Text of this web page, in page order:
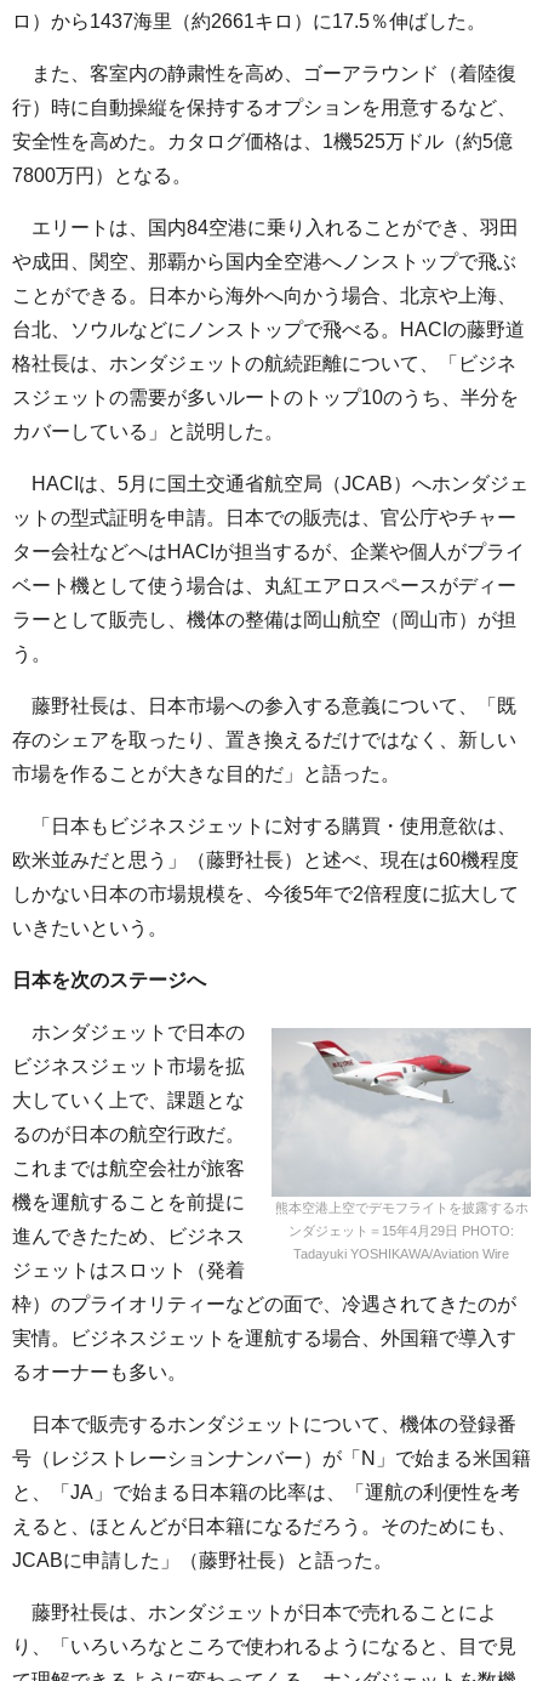
ロ）から1437海里（約2661キロ）に17.5％伸ばした。
また、客室内の静粛性を高め、ゴーアラウンド（着陸復
行）時に自動操縦を保持するオプションを用意するなど、
安全性を高めた。カタログ価格は、1機525万ドル（約5億
7800万円）となる。
エリートは、国内84空港に乗り入れることができ、羽田
や成田、関空、那覇から国内全空港へノンストップで飛ぶ
ことができる。日本から海外へ向かう場合、北京や上海、
台北、ソウルなどにノンストップで飛べる。HACIの藤野道
格社長は、ホンダジェットの航続距離について、「ビジネ
スジェットの需要が多いルートのトップ10のうち、半分を
カバーしている」と説明した。
HACIは、5月に国土交通省航空局（JCAB）へホンダジェ
ットの型式証明を申請。日本での販売は、官公庁やチャー
ター会社などへはHACIが担当するが、企業や個人がプライ
ベート機として使う場合は、丸紅エアロスペースがディー
ラーとして販売し、機体の整備は岡山航空（岡山市）が担
う。
藤野社長は、日本市場への参入する意義について、「既
存のシェアを取ったり、置き換えるだけではなく、新しい
市場を作ることが大きな目的だ」と語った。
「日本もビジネスジェットに対する購買・使用意欲は、
欧米並みだと思う」（藤野社長）と述べ、現在は60機程度
しかない日本の市場規模を、今後5年で2倍程度に拡大して
いきたいという。
日本を次のステージへ
熊本空港上空でデモフライトを披露するホ
ンダジェット＝15年4月29日 PHOTO:
Tadayuki YOSHIKAWA/Aviation Wire
ホンダジェットで日本の
ビジネスジェット市場を拡
大していく上で、課題とな
るのが日本の航空行政だ。
これまでは航空会社が旅客
機を運航することを前提に
進んできたため、ビジネス
ジェットはスロット（発着
枠）のプライオリティーなどの面で、冷遇されてきたのが
実情。ビジネスジェットを運航する場合、外国籍で導入す
るオーナーも多い。
日本で販売するホンダジェットについて、機体の登録番
号（レジストレーションナンバー）が「N」で始まる米国籍
と、「JA」で始まる日本籍の比率は、「運航の利便性を考
えると、ほとんどが日本籍になるだろう。そのためにも、
JCABに申請した」（藤野社長）と語った。
藤野社長は、ホンダジェットが日本で売れることによ
り、「いろいろなところで使われるようになると、目で見